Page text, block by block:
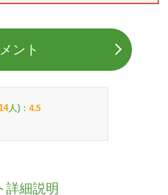
ント
人)： 4.5
詳細説明